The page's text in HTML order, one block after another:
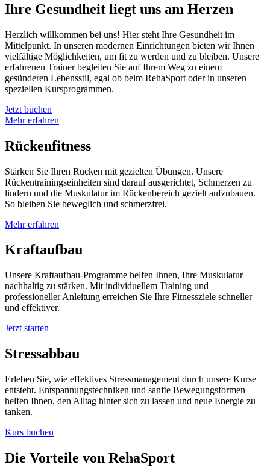
Ihre Gesundheit liegt uns am Herzen
Herzlich willkommen bei uns! Hier steht Ihre Gesundheit im
Mittelpunkt. In unseren modernen Einrichtungen bieten wir Ihnen
vielfältige Möglichkeiten, um fit zu werden und zu bleiben. Unsere
erfahrenen Trainer begleiten Sie auf Ihrem Weg zu einem
gesünderen Lebensstil, egal ob beim RehaSport oder in unseren
speziellen Kursprogrammen.
Jetzt buchen
Mehr erfahren
Rückenfitness
Stärken Sie Ihren Rücken mit gezielten Übungen. Unsere
Rückentrainingseinheiten sind darauf ausgerichtet, Schmerzen zu
lindern und die Muskulatur im Rückenbereich gezielt aufzubauen.
So bleiben Sie beweglich und schmerzfrei.
Mehr erfahren
Kraftaufbau
Unsere Kraftaufbau-Programme helfen Ihnen, Ihre Muskulatur
nachhaltig zu stärken. Mit individuellem Training und
professioneller Anleitung erreichen Sie Ihre Fitnessziele schneller
und effektiver.
Jetzt starten
Stressabbau
Erleben Sie, wie effektives Stressmanagement durch unsere Kurse
entsteht. Entspannungstechniken und sanfte Bewegungsformen
helfen Ihnen, den Alltag hinter sich zu lassen und neue Energie zu
tanken.
Kurs buchen
Die Vorteile von RehaSport